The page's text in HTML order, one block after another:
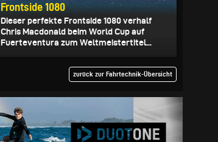
Frontside 1080
Dieser perfekte Frontside 1080 verhalf
Chris Macdonald beim World Cup auf
Fuerteventura zum Weltmeistertitel...
zurück zur Fahrtechnik-Übersicht